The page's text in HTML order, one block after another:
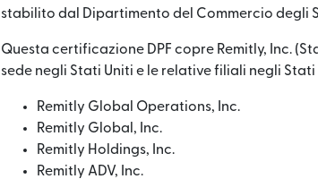
stabilito dal Dipartimento del Commercio degli
Questa certificazione DPF copre Remitly, Inc.
sede negli Stati Uniti e le relative filiali negli Stati
Remitly Global Operations, Inc.
Remitly Global, Inc.
Remitly Holdings, Inc.
Remitly ADV, Inc.